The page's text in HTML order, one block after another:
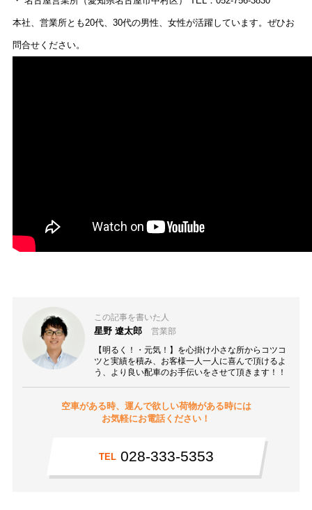
本社、営業所とも20代、30代の男性、女性が活躍しています。ぜひお
問合せください。
この記事を書いた人
星野 遼太郎 営業部
【明るく！・元気！】を心掛け小さな所からコツコ
ツと実績を積み、お客様一人一人に喜んで頂けるよ
う、より良い配車のお手伝いをさせて頂きます！！
空車がある時、運んで欲しい荷物がある時には
お気軽にお電話ください！
TEL 028-333-5353